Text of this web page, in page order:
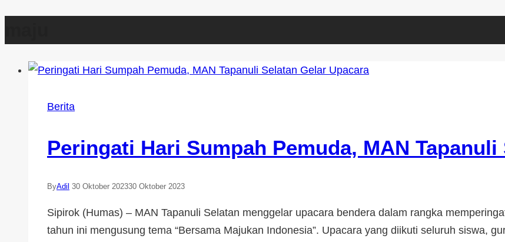
Berita
Peringati Hari Sumpah Pemuda, MAN
ByAdil 30 Oktober 202330 Oktober 2023
Sipirok (Humas) – MAN Tapanuli Selatan menggelar upacara bendera dalam rangka
tahun ini mengusung tema “Bersama Majukan Indonesia”. Upacara yang diikuti seluruh siswa,